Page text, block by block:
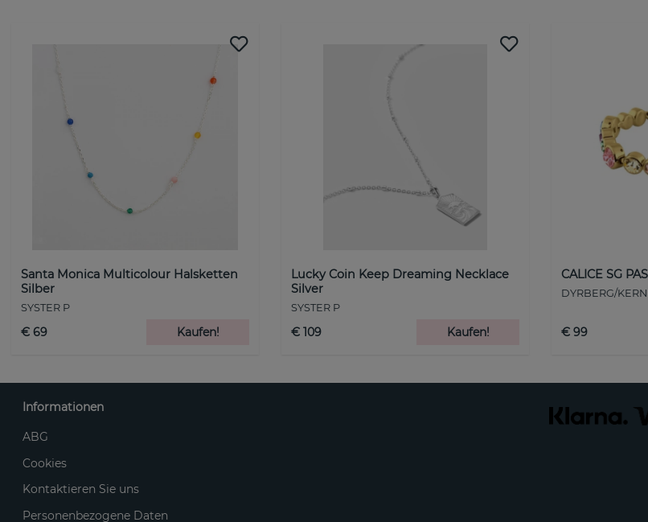
Santa Monica Multicolour Halsketten
Silber
SYSTER P
€ 69 Kaufen!
Lucky Coin Keep Dreaming Necklace
Silver
SYSTER P
€ 109 Kaufen!
CALICE SG
DYRBERG/KERN
€ 99
Informationen
ABG
Cookies
Kontaktieren Sie uns
Personenbezogene Daten